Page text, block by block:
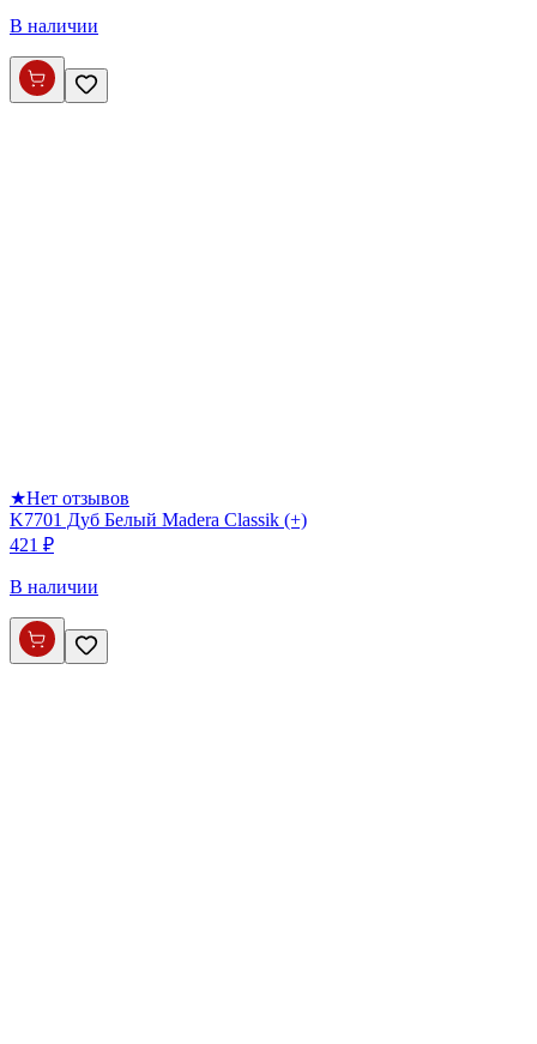
В наличии
★Нет отзывов
K7701 Дуб Белый Madera Classik (+)
421 ₽
В наличии